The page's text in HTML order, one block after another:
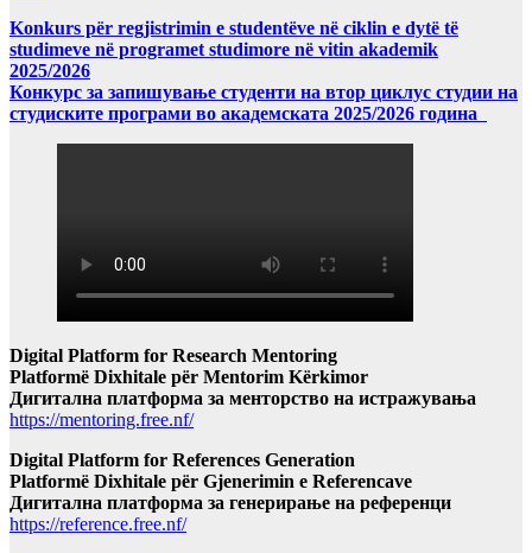
Konkurs për regjistrimin e studentëve në ciklin e dytë të
studimeve në programet studimore në vitin akademik
2025/2026
Конкурс за запишување студенти на втор циклус студии на
студиските програми во академската 2025/2026 година
Digital Platform for Research Mentoring
Platformë Dixhitale për Mentorim Kërkimor
Дигитална платформа за менторство на истражувања
https://mentoring.free.nf/
Digital Platform for References Generation
Platformë Dixhitale për Gjenerimin e Referencave
Дигитална платформа за генерирање на референци
https://reference.free.nf/